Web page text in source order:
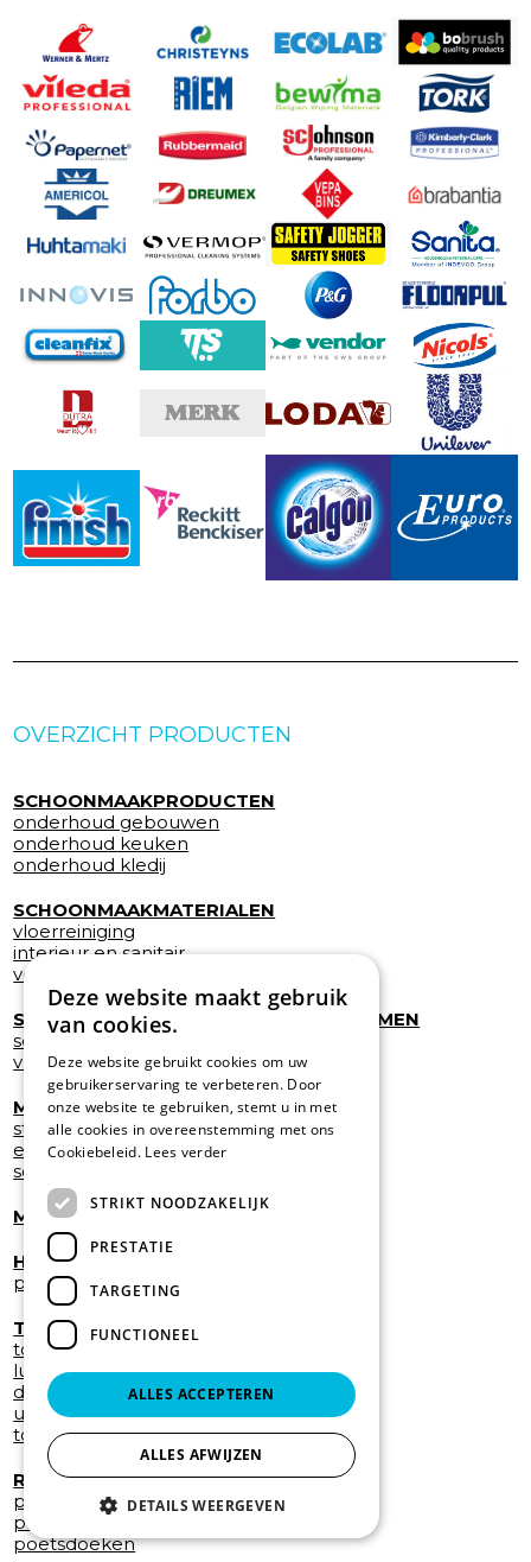
OVERZICHT PRODUCTEN
SCHOONMAAKPRODUCTEN
onderhoud gebouwen
onderhoud keuken
onderhoud kledij
SCHOONMAAKMATERIALEN
vloerreiniging
interieur en sanitair
vensterreiniging
SCHOONMAAKWAGENS EN MOPSYSTEMEN
schoonmaakwagen
vlakmopsystemen en emmers
MACHINES
stof- en waterzuigers
eenschijfmachines
schrobautomaat
MATTEN
HYGIENISCHE PAPIER DISPENSERS
papierdispensers
TOILETHYGIENE
toiletpapier
luchtverfrissers navulling
dameshygiene
urinoir
toiletbrilreiniger
ROLLEN/ DOEKEN EN HANDDOEKJES
papieren handdoekjes
papierrollen
poetsdoeken
Deze website maakt gebruik
van cookies.
Deze website gebruikt cookies om uw
gebruikerservaring te verbeteren. Door
onze website te gebruiken, stemt u in met
alle cookies in overeenstemming met ons
Cookiebeleid. Lees verder
STRIKT NOODZAKELIJK
PRESTATIE
TARGETING
FUNCTIONEEL
ALLES ACCEPTEREN
ALLES AFWIJZEN
DETAILS WEERGEVEN